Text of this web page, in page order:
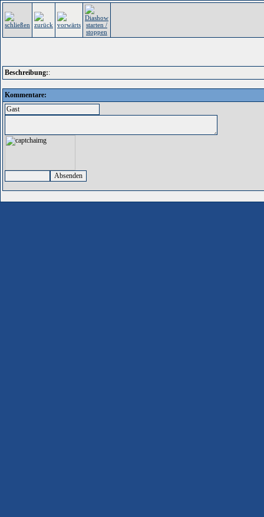
Beschreibung::
Kommentare: